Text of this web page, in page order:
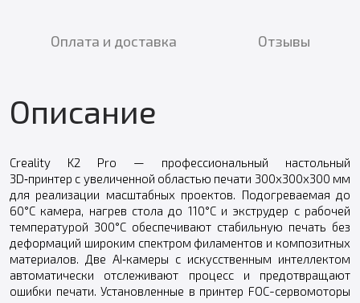
Оплата и доставка Отзывы
Описание
Creality K2 Pro — профессиональный настольный
3D‑принтер с увеличенной областью печати 300x300x300 мм
для реализации масштабных проектов. Подогреваемая до
60°С камера, нагрев стола до 110°С и экструдер с рабочей
температурой 300°С обеспечивают стабильную печать без
деформаций широким спектром филаментов и композитных
материалов. Две AI‑камеры с искусственным интеллектом
автоматически отслеживают процесс и предотвращают
ошибки печати. Установленные в принтер FOC-сервомоторы